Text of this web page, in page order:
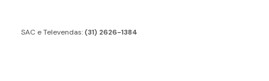
SAC e Televendas:(31) 2626-1384